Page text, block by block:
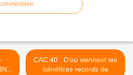
CAC 40 : D’où viennent les
bénéfices records de